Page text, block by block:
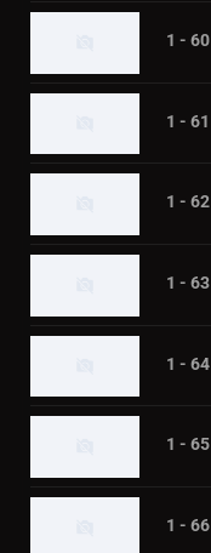
1 - 60
1 - 61
1 - 62
1 - 63
1 - 64
1 - 65
1 - 66